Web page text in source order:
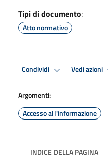
Tipi di documento:
Atto normativo
Condividi Vedi azioni
Argomenti:
Accesso all'informazione
INDICE DELLA PAGINA